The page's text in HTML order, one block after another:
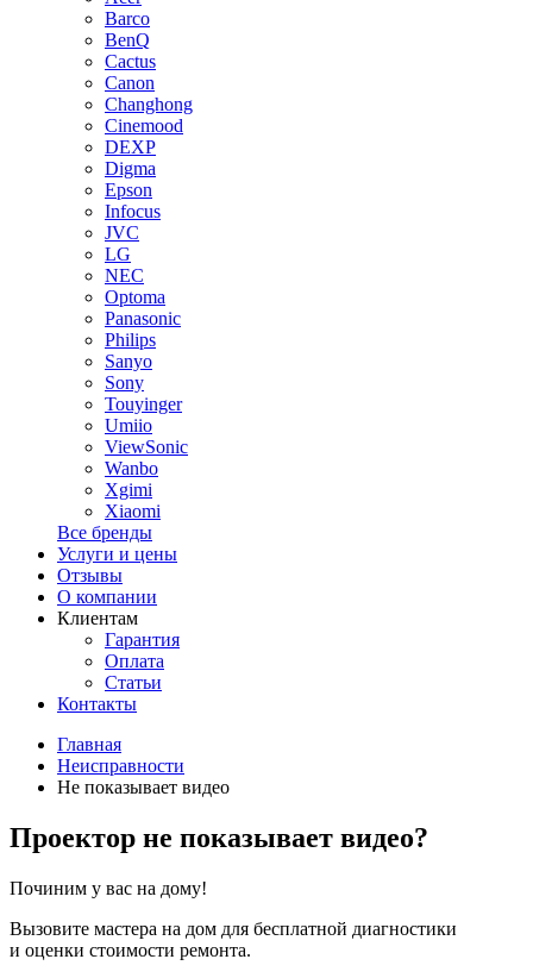
Barco
BenQ
Cactus
Canon
Changhong
Cinemood
DEXP
Digma
Epson
Infocus
JVC
LG
NEC
Optoma
Panasonic
Philips
Sanyo
Sony
Touyinger
Umiio
ViewSonic
Wanbo
Xgimi
Xiaomi
Все бренды
Услуги и цены
Отзывы
О компании
Клиентам
Гарантия
Оплата
Статьи
Контакты
Главная
Неисправности
Не показывает видео
Проектор не показывает видео?
Починим у вас на дому!
Вызовите мастера на дом для бесплатной диагностики
и оценки стоимости ремонта.